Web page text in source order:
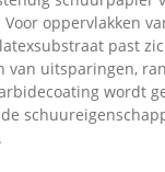
oppervlakken
past
van uitsparingen,
wordt